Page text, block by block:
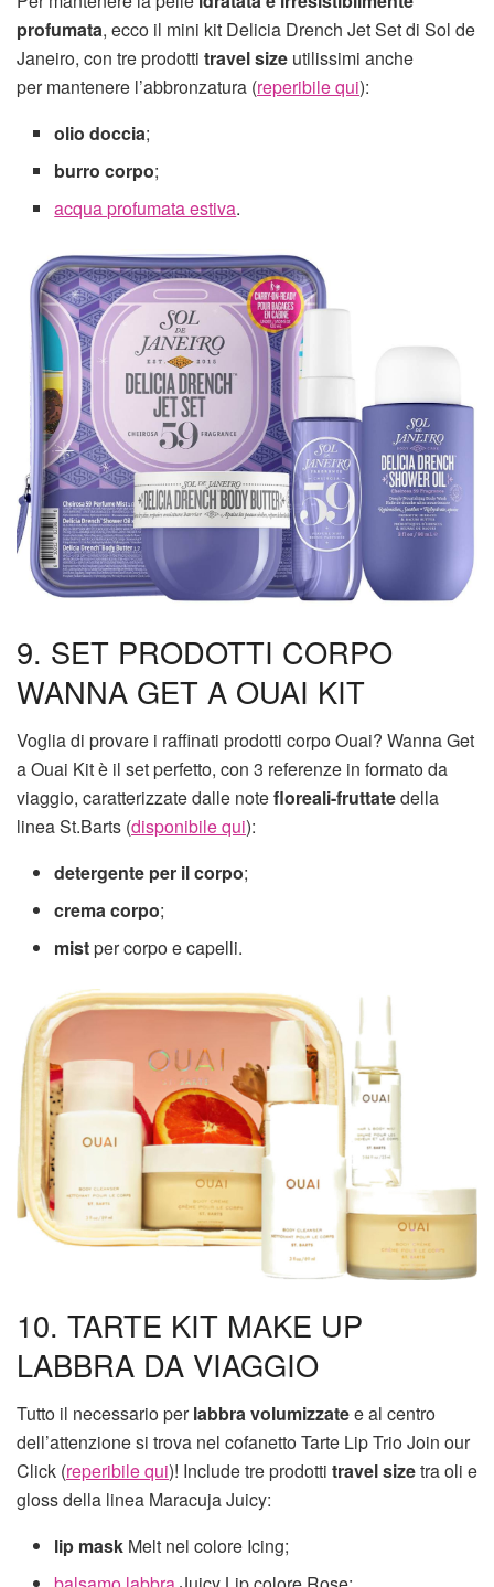
profumata, ecco il mini kit Delicia Drench Jet Set di Sol de
Janeiro, con tre prodotti travel size utilissimi anche
per mantenere l’abbronzatura (reperibile qui):
olio doccia;
burro corpo;
acqua profumata estiva.
9. SET PRODOTTI CORPO
WANNA GET A OUAI KIT
Voglia di provare i raffinati prodotti corpo Ouai? Wanna Get
a Ouai Kit è il set perfetto, con 3 referenze in formato da
viaggio, caratterizzate dalle notefloreali-fruttatedella
linea St.Barts (disponibile qui):
detergente per il corpo;
crema corpo;
mistper corpo e capelli.
10. TARTE KIT MAKE UP
LABBRA DA VIAGGIO
Tutto il necessario perlabbra volumizzatee al centro
dell’attenzione si trova nel cofanetto Tarte Lip Trio Join our
Click (reperibile qui)! Include tre prodotti travel sizetra oli e
gloss della linea Maracuja Juicy:
lip mask Melt nel colore Icing;